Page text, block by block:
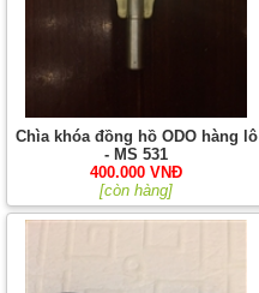
Chìa khóa đồng hồ ODO hàng lô
- MS 531
400.000 VNĐ
[còn hàng]